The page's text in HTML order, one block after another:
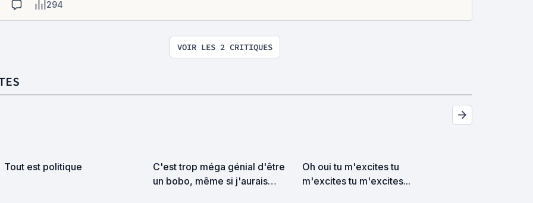
294
VOIR LES 2 CRITIQUES
Tout est politique
C'est trop méga génial d'être
un bobo, même si j'aurais
Oh oui tu m'excites tu
m'excites tu m'excites...